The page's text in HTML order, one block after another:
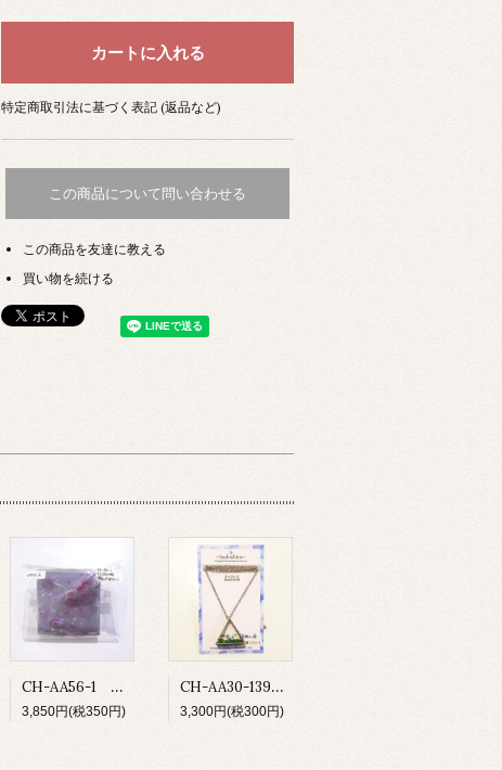
特定商取引法に基づく表記 (返品など)
この商品について問い合わせる
この商品を友達に教える
買い物を続ける
CH-AA56-1 お薬付ピルケース
3,850円(税350円)
CH-AA30-139 鉱物の庭 ネックレス
3,300円(税300円)